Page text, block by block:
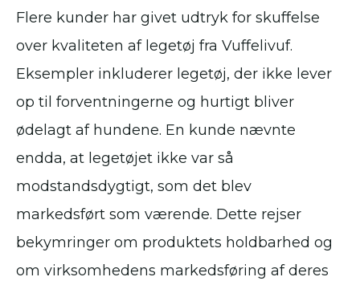
Flere kunder har givet udtryk for skuffelse
over kvaliteten af legetøj fra Vuffelivuf.
Eksempler inkluderer legetøj, der ikke lever
op til forventningerne og hurtigt bliver
ødelagt af hundene. En kunde nævnte
endda, at legetøjet ikke var så
modstandsdygtigt, som det blev
markedsført som værende. Dette rejser
bekymringer om produktets holdbarhed og
om virksomhedens markedsføring af deres